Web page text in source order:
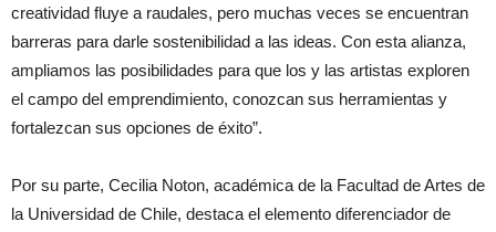
creatividad fluye a raudales, pero muchas veces se encuentran
barreras para darle sostenibilidad a las ideas. Con esta alianza,
ampliamos las posibilidades para que los y las artistas exploren
el campo del emprendimiento, conozcan sus herramientas y
fortalezcan sus opciones de éxito”.
Por su parte, Cecilia Noton, académica de la Facultad de Artes de
la Universidad de Chile, destaca el elemento diferenciador de